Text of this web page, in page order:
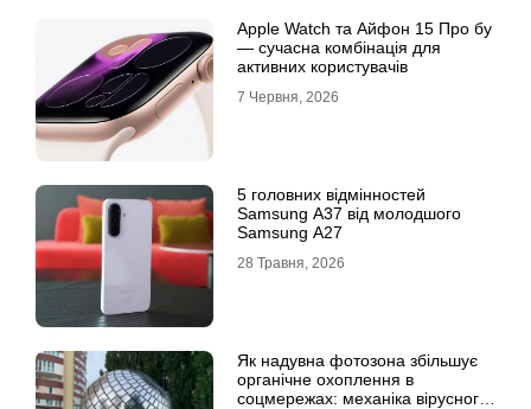
Apple Watch та Айфон 15 Про бу
— сучасна комбінація для
активних користувачів
7 Червня, 2026
5 головних відмінностей
Samsung A37 від молодшого
Samsung A27
28 Травня, 2026
Як надувна фотозона збільшує
органічне охоплення в
соцмережах: механіка вірусного